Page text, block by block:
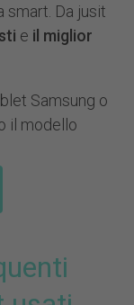
smart. Da jusit
e il miglior
Samsung o
il modello